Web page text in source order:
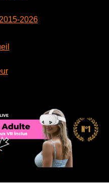
2026